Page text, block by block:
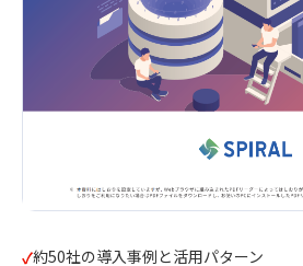
約50社の導入事例と活用パターン